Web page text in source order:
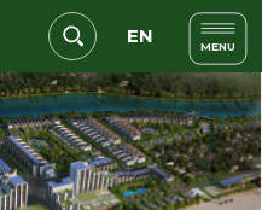
EN MENU